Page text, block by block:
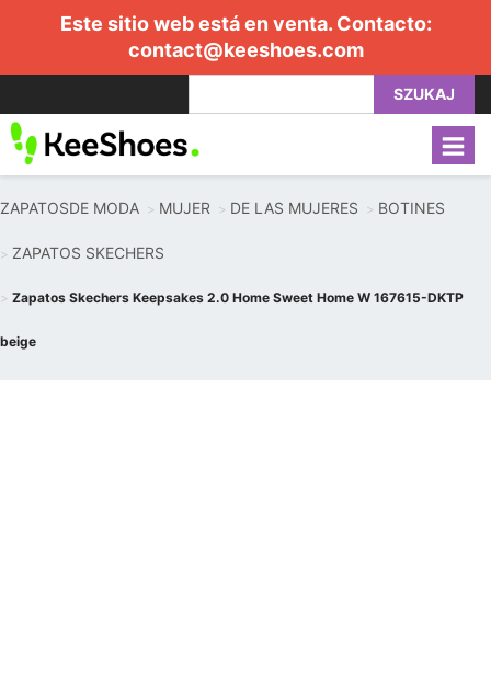
Este sitio web está en venta. Contacto:
contact@keeshoes.com
SZUKAJ
ZAPATOSDE MODA MUJER DE LAS MUJERES BOTINES
ZAPATOS SKECHERS
Zapatos Skechers Keepsakes 2.0 Home Sweet Home W 167615-DKTP
beige